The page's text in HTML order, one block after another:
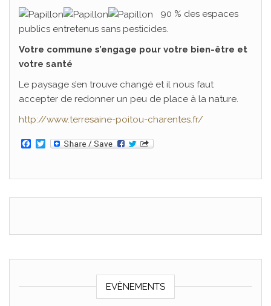
90 % des espaces
publics entretenus sans pesticides.
Votre commune s’engage pour votre bien-être et
votre santé
Le paysage s’en trouve changé et il nous faut
accepter de redonner un peu de place à la nature.
http://www.terresaine-poitou-charentes.fr/
F
b
o
T
t
r
EVÈNEMENTS